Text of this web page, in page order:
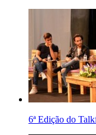
6ª Edição do